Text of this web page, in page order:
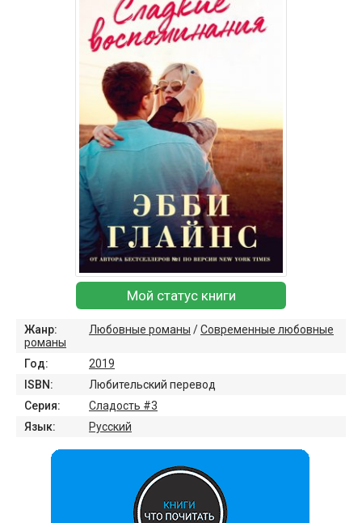
Мой статус книги
Жанр: Любовные романы /Современные любовные
романы
Год:
2019
ISBN:
Любительский перевод
Серия:
Сладость #3
Язык:
Русский